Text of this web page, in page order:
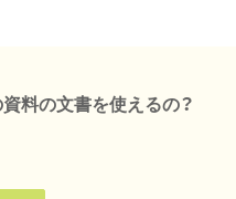
料の文書を使えるの？